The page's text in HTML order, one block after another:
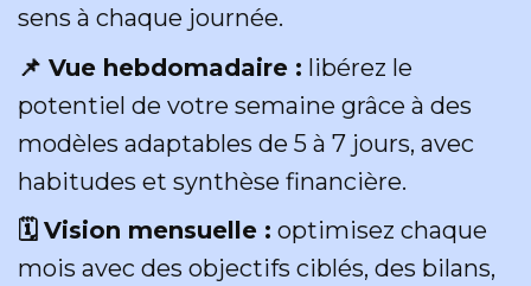
sens à chaque journée.
📌 Vue hebdomadaire : libérez le
potentiel de votre semaine grâce à des
modèles adaptables de 5 à 7 jours, avec
habitudes et synthèse financière.
🗓️ Vision mensuelle : optimisez chaque
mois avec des objectifs ciblés, des bilans,